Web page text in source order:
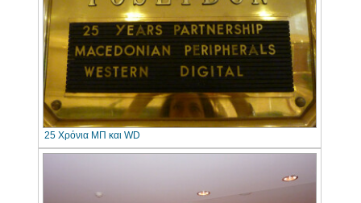
25 Χρόνια ΜΠ και WD